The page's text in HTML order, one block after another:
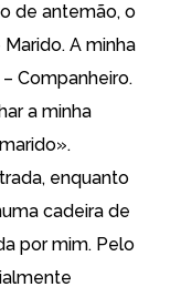
de antemão, o
A minha
Companheiro.
a minha
enquanto
cadeira de
por mim. Pelo